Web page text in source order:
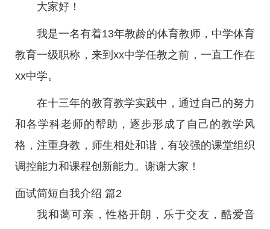
大家好！
我是一名有着13年教龄的体育教师，中学体育
教育一级职称，来到xx中学任教之前，一直工作在
xx中学。
在十三年的教育教学实践中，通过自己的努力
和各学科老师的帮助，逐步形成了自己的教学风
格，注重身教，师生相处和谐，有较强的课堂组织
调控能力和课程创新能力。谢谢大家！
面试简短自我介绍 篇2
我和蔼可亲，性格开朗，乐于交友，酷爱音